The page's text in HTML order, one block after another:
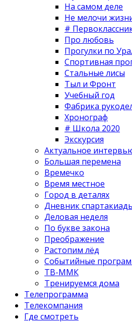
На самом деле
Не мелочи
#
Про любовь
Прогулки по
Спортивная
Стальные лисы
Тыл и Фронт
Учебный год
Фабрика
Хронограф
# Школа 2020
Экскурсия
Актуальное
Большая перемена
Времечко
Время местное
Город в деталях
Дневник
Деловая неделя
По букве закона
Преображение
Растопим лёд
Событийные
ТВ-ММК
Тренируемся дома
Телепрограмма
Телекомпания
Где смотреть